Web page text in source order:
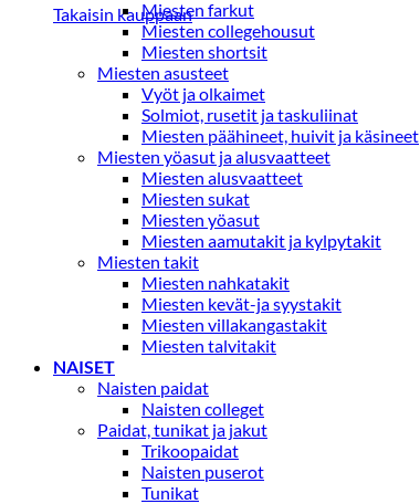
Takaisin kauppaanMiesten farkut
Miesten collegehousut
Miesten shortsit
Miesten asusteet
Vyöt ja olkaimet
Solmiot, rusetit ja taskuliinat
Miesten päähineet, huivit ja käsineet
Miesten yöasut ja alusvaatteet
Miesten alusvaatteet
Miesten sukat
Miesten yöasut
Miesten aamutakit ja kylpytakit
Miesten takit
Miesten nahkatakit
Miesten kevät-ja syystakit
Miesten villakangastakit
Miesten talvitakit
NAISET
Naisten paidat
Naisten colleget
Paidat, tunikat ja jakut
Trikoopaidat
Naisten puserot
Tunikat